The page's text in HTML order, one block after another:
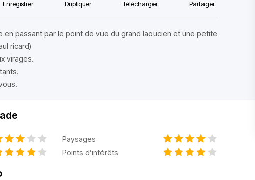
Enregistrer Dupliquer Télécharger Partager
en passant par le point de vue du grand laoucien et une petite
ricard)
virages.
Paysages
Points d’intérêts